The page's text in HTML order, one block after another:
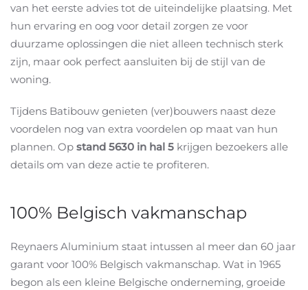
van het eerste advies tot de uiteindelijke plaatsing. Met
hun ervaring en oog voor detail zorgen ze voor
duurzame oplossingen die niet alleen technisch sterk
zijn, maar ook perfect aansluiten bij de stijl van de
woning.
Tijdens Batibouw genieten (ver)bouwers naast deze
voordelen nog van extra voordelen op maat van hun
plannen. Op stand 5630 in hal 5 krijgen bezoekers alle
details om van deze actie te profiteren.
100% Belgisch vakmanschap
Reynaers Aluminium staat intussen al meer dan 60 jaar
garant voor 100% Belgisch vakmanschap. Wat in 1965
begon als een kleine Belgische onderneming, groeide